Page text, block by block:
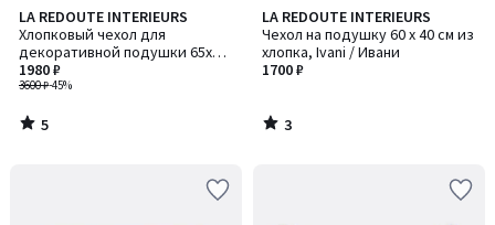
LA REDOUTE INTERIEURS
Хлопковый чехол для
декоративной подушки 65x65
см, Granadille / Гранадиль
3600 ₽-45%
1980 ₽
5
/
5
5
/
LA REDOUTE INTERIEURS
Чехол на подушку 60 x 40 см из
хлопка, Ivani / Ивани
1700 ₽
3
/
5
3
/